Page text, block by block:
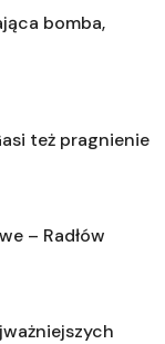
bomba,
też pragnienie
– Radłów